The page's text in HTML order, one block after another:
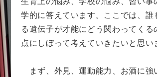
学的に答えています。ここでは、誰
る遺伝子が才能にどう関わってくる
点にしぼって考えていきたいと思い
まず、外見、運動能力、お酒に強